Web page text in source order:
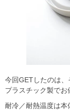
今回GETしたのは、
プラスチック製でお
耐冷／耐熱温度は